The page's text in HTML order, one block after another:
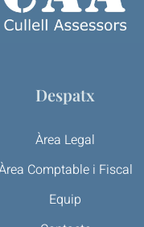
Despatx
Àrea Legal
Comptable i Fiscal
Equip